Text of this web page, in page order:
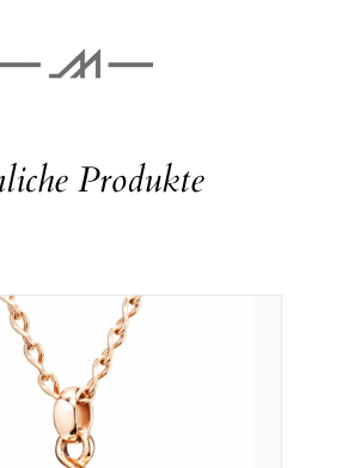
Produkte